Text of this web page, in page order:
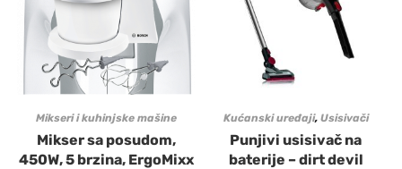
Mikseri i kuhinjske mašine
Mikser sa posudom,
450W, 5 brzina, ErgoMixx
Kućanski uređaji, Usisivači
Punjivi usisivač na
baterije – dirt devil